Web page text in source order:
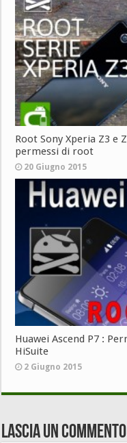
Root Sony Xperia Z3 e
permessi di root
20 Giugno 2015
Huawei Ascend P7 :
HiSuite
2 Giugno 2015
Lascia un commento